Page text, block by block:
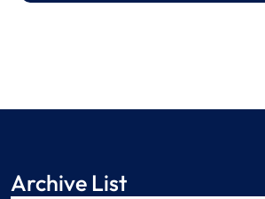
Archive List